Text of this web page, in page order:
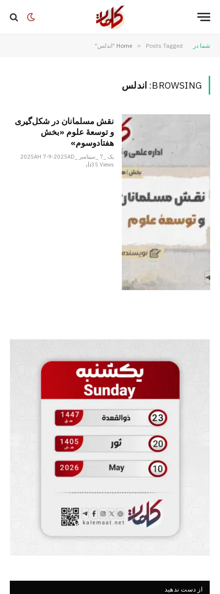
شما در Home » Posts Tagged "اندلس"
BROWSING: اندلس
نقش مسلمانان در شکل‌گیری
و توسعۀ علوم «بخش
هفتادو‌سوم»
یک _7 _سپتامبر _2025AH 7-9-2025AD
35Views
از دست ندهید